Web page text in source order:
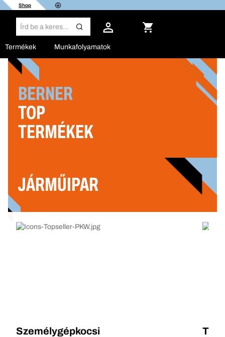
Shop
Termékek Munkafolyamatok
BERNER
TOP
TERMÉKEK
JÁRMŰIPAR
Személygépkocsi